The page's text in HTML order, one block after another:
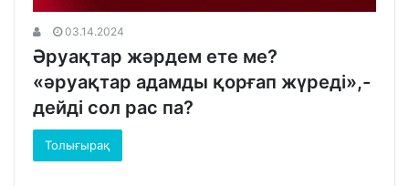
03.14.2024
Әруақтар жәрдем ете ме?
«әруақтар адамды қорғап жүреді»,-
дейді сол рас па?
Толығырақ